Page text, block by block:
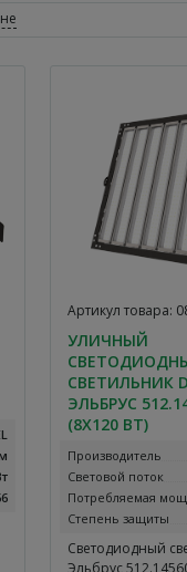
Артикул товара:
УЛИЧНЫЙ
СВЕТИЛЬНИК
ЭЛЬБРУС
(8Х120 ВТ)
Производитель
Световой поток
Потребляемая
Степень защиты
Светодиодный
Эльбрус